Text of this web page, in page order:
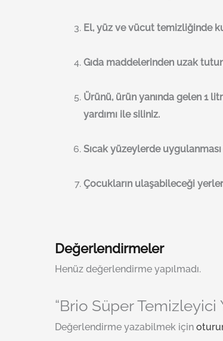
El, yüz ve vücut temizliğinde
Gıda maddelerinden uzak
Ürünü, ürün yanında gelen 1
yardımı ile siliniz.
Sıcak yüzeylerde
Çocukların ulaşabileceği
Değerlendirmeler
Henüz değerlendirme yapılmadı.
“Brio Süper
Değerlendirme yazabilmek için